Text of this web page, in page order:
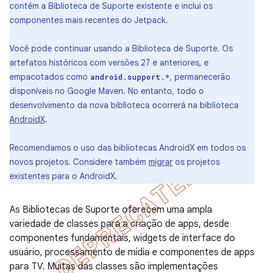
contém a Biblioteca de Suporte existente e inclui os
componentes mais recentes do Jetpack.
Você pode continuar usando a Biblioteca de Suporte. Os
artefatos históricos com versões 27 e anteriores, e
empacotados como android.support.*, permanecerão
disponíveis no Google Maven. No entanto, todo o
desenvolvimento da nova biblioteca ocorrerá na biblioteca
AndroidX.
Recomendamos o uso das bibliotecas AndroidX em todos os
novos projetos. Considere também migrar os projetos
existentes para o AndroidX.
As Bibliotecas de Suporte oferecem uma ampla
variedade de classes para a criação de apps, desde
componentes fundamentais, widgets de interface do
usuário, processamento de mídia e componentes de apps
para TV. Muitas das classes são implementações